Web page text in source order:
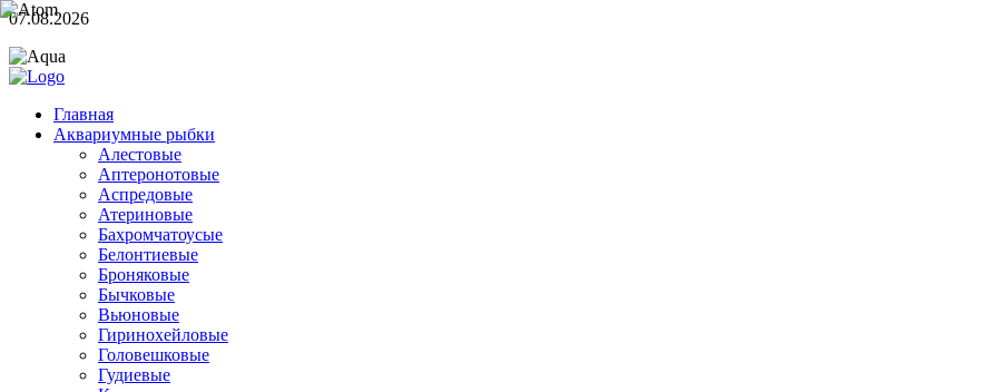
07.08.2026
Главная
Аквариумные рыбки
Алестовые
Аптеронотовые
Аспредовые
Атериновые
Бахромчатоусые
Белонтиевые
Броняковые
Бычковые
Вьюновые
Гиринохейловые
Головешковые
Гудиевые